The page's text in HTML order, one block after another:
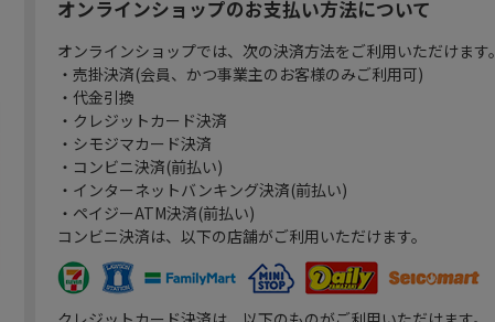
オンラインショップのお支払い方法について
オンラインショップでは、次の決済方法をご利用いただけます。
・売掛決済(会員、かつ事業主のお客様のみご利用可)
・代金引換
・クレジットカード決済
・シモジマカード決済
・コンビニ決済(前払い)
・インターネットバンキング決済(前払い)
・ペイジーATM決済(前払い)
コンビニ決済は、以下の店舗がご利用いただけます。